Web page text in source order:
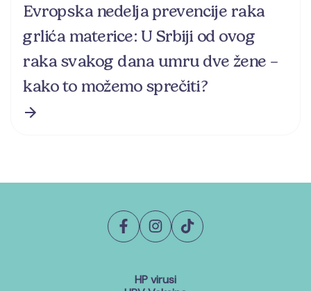
Evropska nedelja prevencije raka
grlića materice: U Srbiji od ovog
raka svakog dana umru dve žene –
kako to možemo sprečiti?
HP virusi